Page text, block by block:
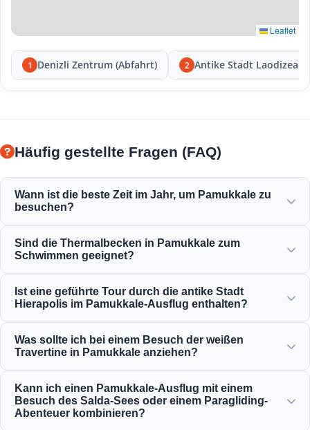
Leaflet
1 Denizli Zentrum (Abfahrt) 2 Antike Stadt Laodizea
Häufig gestellte Fragen (FAQ)
Wann ist die beste Zeit im Jahr, um Pamukkale zu
besuchen?
Frühling (April-Juni) und der Herbst (September-November)
bieten das angenehmste Wetter, um die weißen Terrassen
Sind die Thermalbecken in Pamukkale zum
Schwimmen geeignet?
Pool der Kleopatra sind reich an Mineralien und werden
auf einer perfekten, warmen und entspannenden
Ist eine geführte Tour durch die antike Stadt
Hierapolis im Pamukkale-Ausflug enthalten?
professionell geführte Tour durch Hierapolis, einschließlich
Was sollte ich bei einem Besuch der weißen
Travertine in Pamukkale anziehen?
müssen Sie barfuß auf den weißen Travertinen laufen.
Tragen Sie bequeme Wanderschuhe für den Weg nach
Kann ich einen Pamukkale-Ausflug mit einem
Besuch des Salda-Sees oder einem Paragliding-
Abenteuer kombinieren?